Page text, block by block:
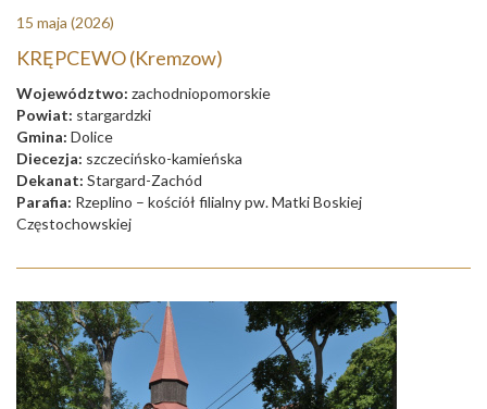
15 maja (2026)
KRĘPCEWO (Kremzow)
Województwo: zachodniopomorskie
Powiat: stargardzki
Gmina: Dolice
Diecezja: szczecińsko-kamieńska
Dekanat: Stargard-Zachód
Parafia: Rzeplino – kościół filialny pw. Matki Boskiej
Częstochowskiej